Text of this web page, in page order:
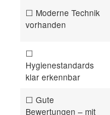
☐ Moderne Technik
vorhanden
☐
Hygienestandards
klar erkennbar
☐ Gute
Bewertungen – mit